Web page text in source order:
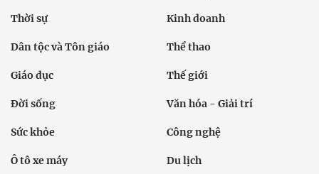
Thời sự Kinh doanh
Dân tộc và Tôn giáo Thể thao
Giáo dục Thế giới
Đời sống Văn hóa - Giải trí
Sức khỏe Công nghệ
Ô tô xe máy Du lịch